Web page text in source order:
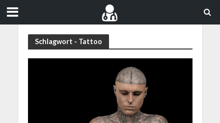
Schlagwort - Tattoo